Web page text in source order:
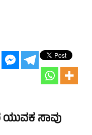
ಯುವಕ ಸಾವು